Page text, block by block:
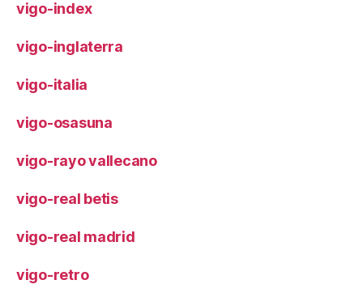
vigo-index
vigo-inglaterra
vigo-italia
vigo-osasuna
vigo-rayo vallecano
vigo-real betis
vigo-real madrid
vigo-retro